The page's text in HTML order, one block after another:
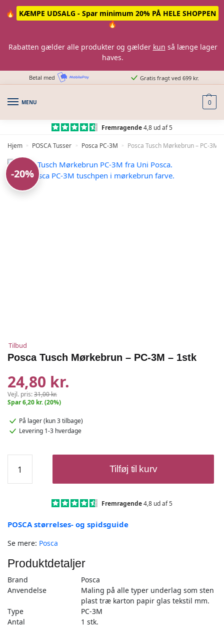
🔥
KÆMPE UDSALG - Spar minimum 20% PÅ HELE SHOPPEN
🔥
Rabatten gælder alle produkter og gælder kun så længe lager
haves.
Betal med Gratis fragt ved 699 kr.
MENU 0
Fremragende4,8 ud af 5
Hjem » POSCA Tusser » Posca PC-3M » Posca Tusch Mørkebrun – PC-3M
-20%
Tilbud
Posca Tusch Mørkebrun – PC-3M – 1stk
24,80 kr.
Vejl. pris:31,00 kr.
Spar 6,20 kr. (20%)
På lager(kun 3 tilbage)
Levering 1-3 hverdage
Tusch
Mørkebrun
-
antal
Tilføj til kurv
Fremragende4,8 ud af 5
POSCA størrelses- og spidsguide
Se mere: Posca
Produktdetaljer
Brand
Posca
Anvendelse
Maling på alle typer underlag som sten
plast træ karton papir glas tekstil mm.
Type
PC-3M
Antal
1 stk.